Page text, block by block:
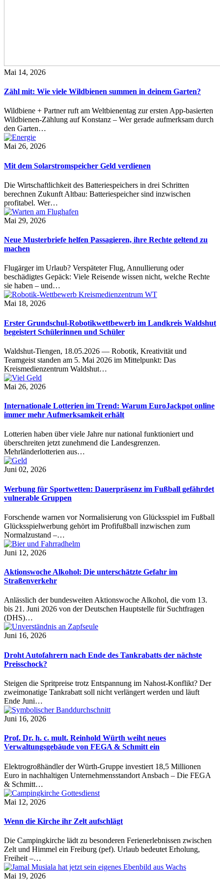
Mai 14, 2026
Zähl mit: Wie viele Wildbienen summen in deinem Garten?
Wildbiene + Partner ruft am Weltbienentag zur ersten App-basierten
Wildbienen-Zählung auf Konstanz – Wer gerade aufmerksam durch
den Garten…
Mai 26, 2026
Mit dem Solarstromspeicher Geld verdienen
Die Wirtschaftlichkeit des Batteriespeichers in drei Schritten
berechnen Zukunft Altbau: Batteriespeicher sind inzwischen
profitabel. Wer…
Mai 29, 2026
Neue Musterbriefe helfen Passagieren, ihre Rechte geltend zu
machen
Flugärger im Urlaub? Verspäteter Flug, Annullierung oder
beschädigtes Gepäck: Viele Reisende wissen nicht, welche Rechte
sie haben – und…
Mai 18, 2026
Erster Grundschul-Robotikwettbewerb im Landkreis Waldshut
begeistert Schülerinnen und Schüler
Waldshut-Tiengen, 18.05.2026 — Robotik, Kreativität und
Teamgeist standen am 5. Mai 2026 im Mittelpunkt: Das
Kreismedienzentrum Waldshut…
Mai 26, 2026
Internationale Lotterien im Trend: Warum EuroJackpot online
immer mehr Aufmerksamkeit erhält
Lotterien haben über viele Jahre nur national funktioniert und
überschreiten jetzt zunehmend die Landesgrenzen.
Mehrländerlotterien aus…
Juni 02, 2026
Werbung für Sportwetten: Dauerpräsenz im Fußball gefährdet
vulnerable Gruppen
Forschende warnen vor Normalisierung von Glücksspiel im Fußball
Glücksspielwerbung gehört im Profifußball inzwischen zum
Normalzustand –…
Juni 12, 2026
Aktionswoche Alkohol: Die unterschätzte Gefahr im
Straßenverkehr
Anlässlich der bundesweiten Aktionswoche Alkohol, die vom 13.
bis 21. Juni 2026 von der Deutschen Hauptstelle für Suchtfragen
(DHS)…
Juni 16, 2026
Droht Autofahrern nach Ende des Tankrabatts der nächste
Preisschock?
Steigen die Spritpreise trotz Entspannung im Nahost-Konflikt? Der
zweimonatige Tankrabatt soll nicht verlängert werden und läuft
Ende Juni…
Juni 16, 2026
Prof. Dr. h. c. mult. Reinhold Würth weiht neues
Verwaltungsgebäude von FEGA & Schmitt ein
Elektrogroßhändler der Würth-Gruppe investiert 18,5 Millionen
Euro in nachhaltigen Unternehmensstandort Ansbach – Die FEGA
& Schmitt…
Mai 12, 2026
Wenn die Kirche ihr Zelt aufschlägt
Die Campingkirche lädt zu besonderen Ferienerlebnissen zwischen
Zelt und Himmel ein Freiburg (pef). Urlaub bedeutet Erholung,
Freiheit –…
Mai 19, 2026